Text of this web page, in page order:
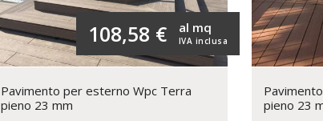
108,58 € IVA inclusa
al mq
Pavimento per esterno Wpc Terra
pieno 23 mm
pieno 23